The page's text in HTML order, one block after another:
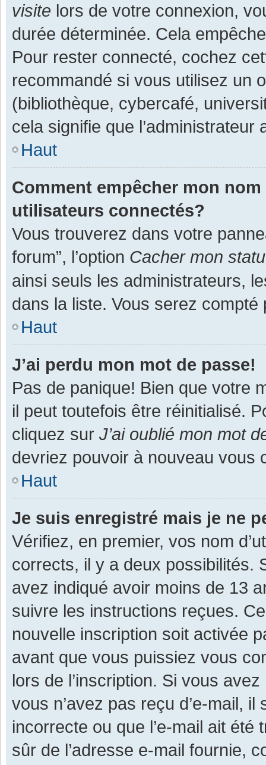
visite lors de votre connexion,
durée déterminée. Cela
Pour rester connecté, cochez
recommandé si vous utilisez un
(bibliothèque, cybercafé,
cela signifie que
Haut
Comment empêcher mon
utilisateurs connectés?
Vous trouverez dans votre
forum”, l’option Cacher mon
ainsi seuls les administrateurs,
dans la liste. Vous serez
Haut
J’ai perdu mon mot de passe!
Pas de panique! Bien que votre
il peut toutefois être réinitialisé.
cliquez sur J’ai oublié mon mot
devriez pouvoir à nouveau vous
Haut
Je suis enregistré mais je ne
Vérifiez, en premier, vos nom
corrects, il y a deux possibilités.
avez indiqué avoir moins de 13
suivre les instructions reçues.
nouvelle inscription soit activée
avant que vous puissiez vous
lors de l’inscription. Si vous
vous n’avez pas reçu d’e-mail,
incorrecte ou que l’e-mail ait
sûr de l’adresse e-mail fournie,